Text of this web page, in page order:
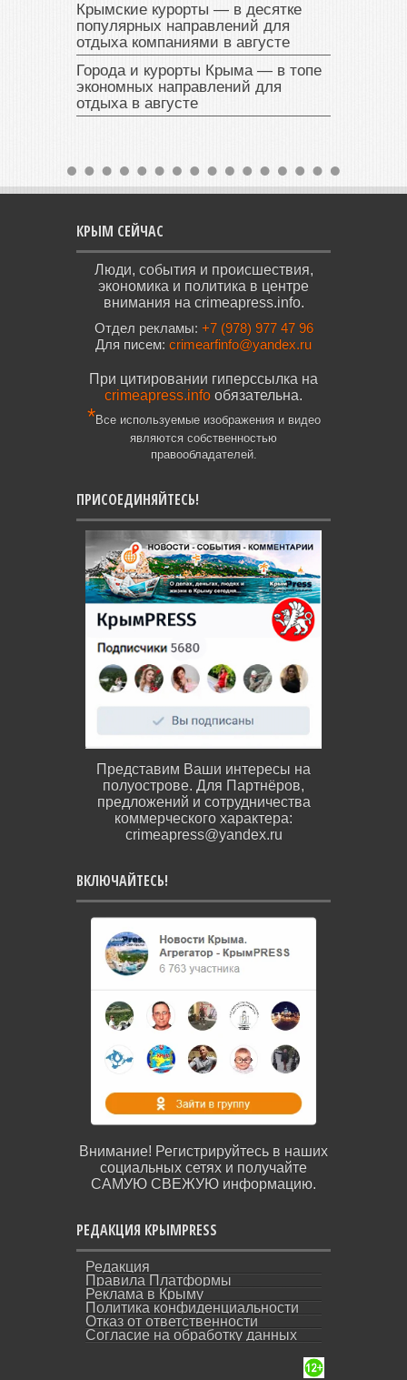
Крымские курорты — в десятке
популярных направлений для
отдыха компаниями в августе
Города и курорты Крыма — в топе
экономных направлений для
отдыха в августе
КРЫМ СЕЙЧАС
Люди, события и происшествия,
экономика и политика в центре
внимания на crimeapress.info.
Отдел рекламы: +7 (978) 977 47 96
Для писем: crimearfinfo@yandex.ru
При цитировании гиперссылка на
crimeapress.info обязательна.
*Все используемые изображения и видео
являются собственностью
правообладателей.
ПРИСОЕДИНЯЙТЕСЬ!
Представим Ваши интересы на
полуострове. Для Партнёров,
предложений и сотрудничества
коммерческого характера:
crimeapress@yandex.ru
ВКЛЮЧАЙТЕСЬ!
Внимание! Регистрируйтесь в наших
социальных сетях и получайте
САМУЮ СВЕЖУЮ информацию.
РЕДАКЦИЯ КРЫМPRESS
Редакция
Правила Платформы
Реклама в Крыму
Политика конфиденциальности
Отказ от ответственности
Согласие на обработку данных